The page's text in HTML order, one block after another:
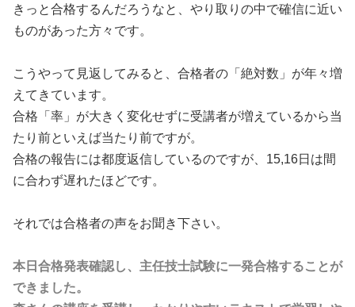
きっと合格するんだろうなと、やり取りの中で確信に近い
ものがあった方々です。
こうやって見返してみると、合格者の「絶対数」が年々増
えてきています。
合格「率」が大きく変化せずに受講者が増えているから当
たり前といえば当たり前ですが。
合格の報告には都度返信しているのですが、15,16日は間
に合わず遅れたほどです。
それでは合格者の声をお聞き下さい。
本日合格発表確認し、主任技士試験に一発合格することが
できました。